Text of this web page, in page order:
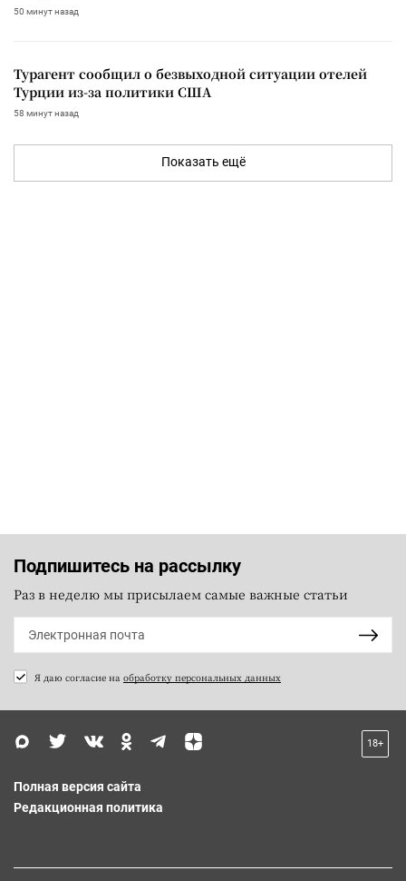
50 минут назад
Турагент сообщил о безвыходной ситуации отелей
Турции из-за политики США
58 минут назад
Показать ещё
Подпишитесь на рассылку
Раз в неделю мы присылаем самые важные статьи
Я даю согласие на обработку персональных данных
18+
Полная версия сайта
Редакционная политика